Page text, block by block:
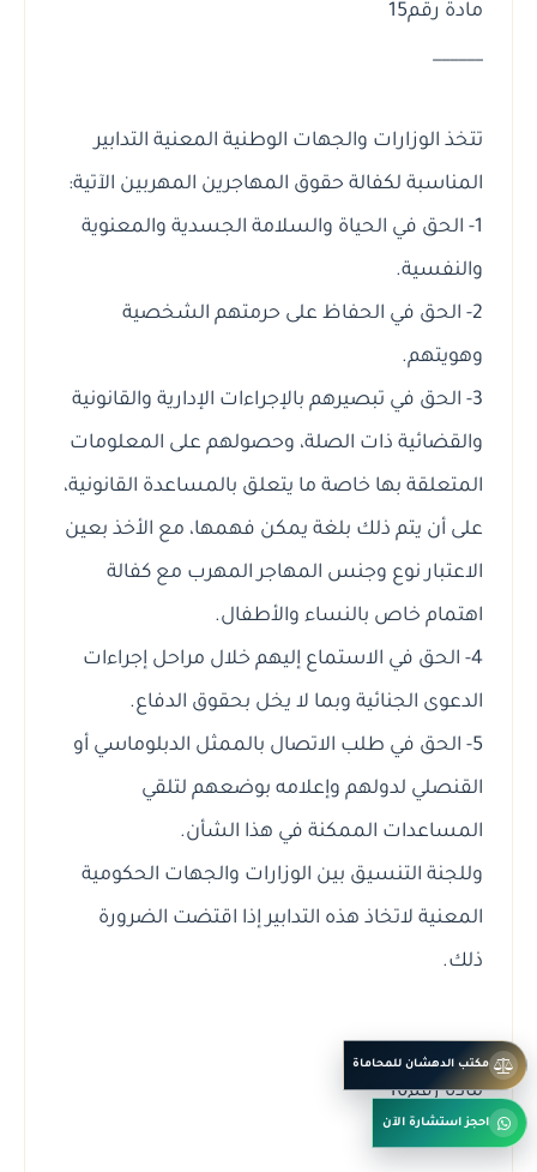
مادة رقم15
______
تتخذ الوزارات والجهات الوطنية المعنية التدابير
المناسبة لكفالة حقوق المهاجرين المهربين الآتية:
1- الحق في الحياة والسلامة الجسدية والمعنوية
والنفسية.
2- الحق في الحفاظ على حرمتهم الشخصية
وهويتهم.
3- الحق في تبصيرهم بالإجراءات الإدارية والقانونية
والقضائية ذات الصلة، وحصولهم على المعلومات
المتعلقة بها خاصة ما يتعلق بالمساعدة القانونية،
على أن يتم ذلك بلغة يمكن فهمها، مع الأخذ بعين
الاعتبار نوع وجنس المهاجر المهرب مع كفالة
اهتمام خاص بالنساء والأطفال.
4- الحق في الاستماع إليهم خلال مراحل إجراءات
الدعوى الجنائية وبما لا يخل بحقوق الدفاع.
5- الحق في طلب الاتصال بالممثل الدبلوماسي أو
القنصلي لدولهم وإعلامه بوضعهم لتلقي
المساعدات الممكنة في هذا الشأن.
وللجنة التنسيق بين الوزارات والجهات الحكومية
المعنية لاتخاذ هذه التدابير إذا اقتضت الضرورة
ذلك.
مادة رقم16
______
مكتب الدهشان للمحاماة
احجز استشارة الآن